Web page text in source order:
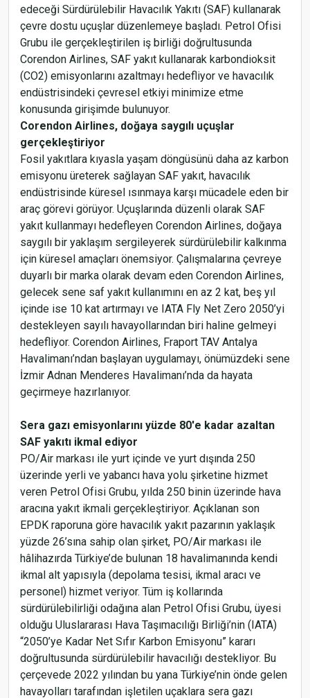
edeceği Sürdürülebilir Havacılık Yakıtı (SAF) kullanarak
çevre dostu uçuşlar düzenlemeye başladı. Petrol Ofisi
Grubu ile gerçekleştirilen iş birliği doğrultusunda
Corendon Airlines, SAF yakıt kullanarak karbondioksit
(CO2) emisyonlarını azaltmayı hedefliyor ve havacılık
endüstrisindeki çevresel etkiyi minimize etme
konusunda girişimde bulunuyor.
Corendon Airlines, doğaya saygılı uçuşlar
gerçekleştiriyor
Fosil yakıtlara kıyasla yaşam döngüsünü daha az karbon
emisyonu üreterek sağlayan SAF yakıt, havacılık
endüstrisinde küresel ısınmaya karşı mücadele eden bir
araç görevi görüyor. Uçuşlarında düzenli olarak SAF
yakıt kullanmayı hedefleyen Corendon Airlines, doğaya
saygılı bir yaklaşım sergileyerek sürdürülebilir kalkınma
için küresel amaçları önemsiyor. Çalışmalarına çevreye
duyarlı bir marka olarak devam eden Corendon Airlines,
gelecek sene saf yakıt kullanımını en az 2 kat, beş yıl
içinde ise 10 kat artırmayı ve IATA Fly Net Zero 2050’yi
destekleyen sayılı havayollarından biri haline gelmeyi
hedefliyor. Corendon Airlines, Fraport TAV Antalya
Havalimanı’ndan başlayan uygulamayı, önümüzdeki sene
İzmir Adnan Menderes Havalimanı’nda da hayata
geçirmeye hazırlanıyor.
Sera gazı emisyonlarını yüzde 80'e kadar azaltan
SAF yakıtı ikmal ediyor
PO/Air markası ile yurt içinde ve yurt dışında 250
üzerinde yerli ve yabancı hava yolu şirketine hizmet
veren Petrol Ofisi Grubu, yılda 250 binin üzerinde hava
aracına yakıt ikmali gerçekleştiriyor. Açıklanan son
EPDK raporuna göre havacılık yakıt pazarının yaklaşık
yüzde 26’sına sahip olan şirket, PO/Air markası ile
hâlihazırda Türkiye’de bulunan 18 havalimanında kendi
ikmal alt yapısıyla (depolama tesisi, ikmal aracı ve
personel) hizmet veriyor. Tüm iş kollarında
sürdürülebilirliği odağına alan Petrol Ofisi Grubu, üyesi
olduğu Uluslararası Hava Taşımacılığı Birliği’nin (IATA)
“2050’ye Kadar Net Sıfır Karbon Emisyonu” kararı
doğrultusunda sürdürülebilir havacılığı destekliyor. Bu
çerçevede 2022 yılından bu yana Türkiye’nin önde gelen
havayolları tarafından işletilen uçaklara sera gazı